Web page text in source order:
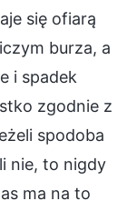
się ofiarą
burza, a
i spadek
zgodnie z
spodoba
nie, to nigdy
ma na to